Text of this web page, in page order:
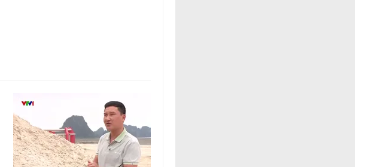
Infographic
Góc ảnh